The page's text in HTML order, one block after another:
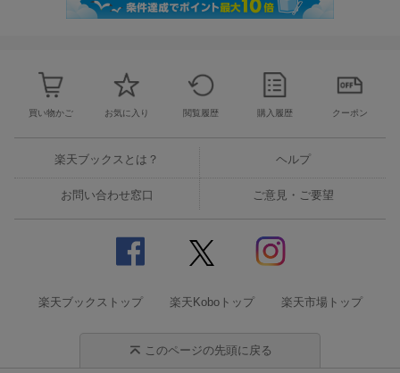
買い物かご お気に入り 閲覧履歴 購入履歴 クーポン
楽天ブックスとは？ ヘルプ
お問い合わせ窓口 ご意見・ご要望
楽天ブックストップ 楽天Koboトップ 楽天市場トップ
このページの先頭に戻る